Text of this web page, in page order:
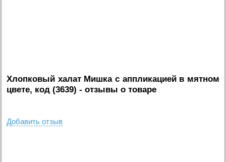
Хлопковый халат Мишка с аппликацией в мятном
цвете, код (3639) - отзывы о товаре
Добавить отзыв